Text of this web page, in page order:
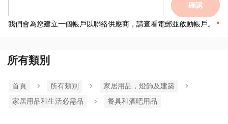
確認
我們會為您建立一個帳戶以聯絡供應商，請查看電郵並啟動帳戶。
所有類別
首頁 所有類別
家居用品，燈飾及建築
家居用品和生活必需品
餐具和酒吧用品